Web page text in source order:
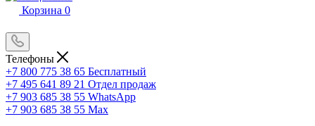
Корзина 0
Телефоны
+7 800 775 38 65 Бесплатный
+7 495 641 89 21 Отдел продаж
+7 903 685 38 55 WhatsApp
+7 903 685 38 55 Max